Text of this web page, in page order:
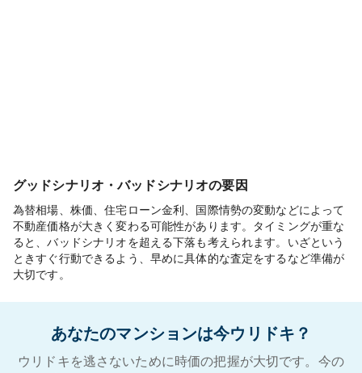
グッドシナリオ・バッドシナリオの要因
為替相場、株価、住宅ローン金利、国際情勢の変動などによって
不動産価格が大きく変わる可能性があります。タイミングが重な
ると、バッドシナリオを超える下落も考えられます。いざという
ときすぐ行動できるよう、早めに具体的な査定をするなど準備が
大切です。
あなたのマンションは今ウリドキ？
ウリドキを逃さないために時価の把握が大切です。今の